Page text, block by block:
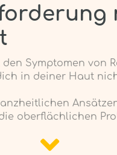
Symptomen von
in deiner Haut
oberflächlichen